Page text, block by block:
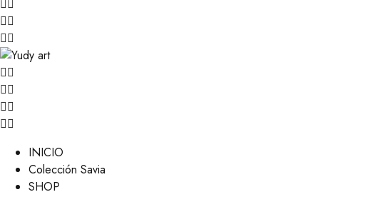
INICIO
Colección Savia
SHOP